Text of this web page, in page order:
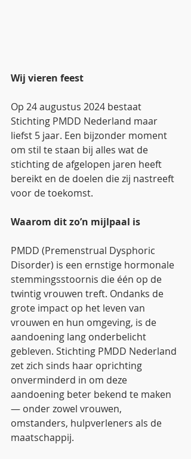
Wij vieren feest
Op 24 augustus 2024 bestaat
Stichting PMDD Nederland maar
liefst 5 jaar. Een bijzonder moment
om stil te staan bij alles wat de
stichting de afgelopen jaren heeft
bereikt en de doelen die zij nastreeft
voor de toekomst.
Waarom dit zo’n mijlpaal is
PMDD (Premenstrual Dysphoric
Disorder) is een ernstige hormonale
stemmingsstoornis die één op de
twintig vrouwen treft. Ondanks de
grote impact op het leven van
vrouwen en hun omgeving, is de
aandoening lang onderbelicht
gebleven. Stichting PMDD Nederland
zet zich sinds haar oprichting
onverminderd in om deze
aandoening beter bekend te maken
— onder zowel vrouwen,
omstanders, hulpverleners als de
maatschappij.